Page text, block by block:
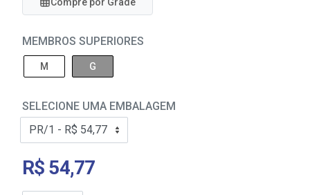
MEMBROS SUPERIORES
M G
SELECIONE UMA EMBALAGEM
R$ 54,77